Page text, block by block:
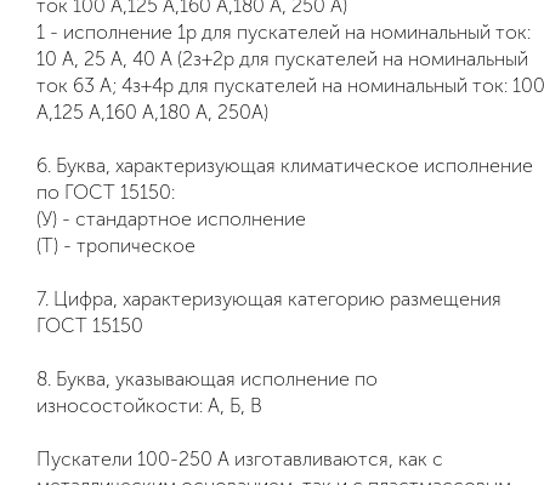
ток 100 А,125 А,160 А,180 А, 250 А)
1 - исполнение 1р для пускателей на номинальный ток:
10 А, 25 А, 40 А (2з+2р для пускателей на номинальный
ток 63 А; 4з+4р для пускателей на номинальный ток: 100
А,125 А,160 А,180 А, 250А)
6. Буква, характеризующая климатическое исполнение
по ГОСТ 15150:
(У) - стандартное исполнение
(Т) - тропическое
7. Цифра, характеризующая категорию размещения
ГОСТ 15150
8. Буква, указывающая исполнение по
износостойкости: А, Б, В
Пускатели 100-250 А изготавливаются, как с